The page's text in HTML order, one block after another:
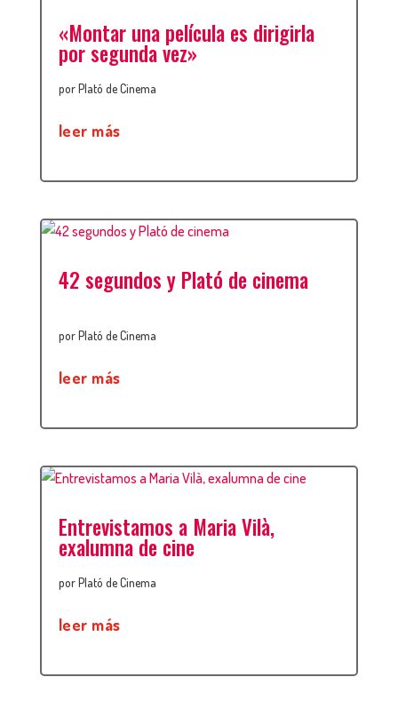
«Montar una película es dirigirla
por segunda vez»
porPlató de Cinema
leer más
42 segundos y Plató de cinema
porPlató de Cinema
leer más
Entrevistamos a Maria Vilà,
exalumna de cine
porPlató de Cinema
leer más